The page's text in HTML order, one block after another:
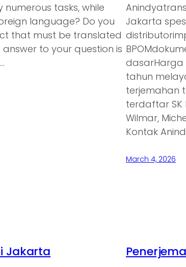
tasks, while
language? Do you
that must be translated
to your question is
Jakarta
dasarHarga
tahun
terjemahan
terdaftar SK
Wilmar,
Kontak
March 4, 2026
Jakarta